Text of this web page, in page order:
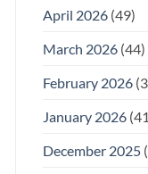
April 2026(49)
March 2026(44)
February 2026
January 2026
December 2025